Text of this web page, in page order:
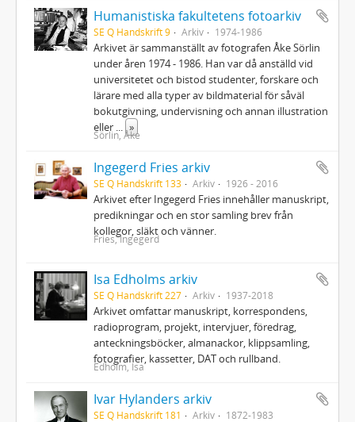
Humanistiska fakultetens fotoarkiv
SE Q Handskrift 9 Arkiv 1974-1986
Arkivet är sammanställt av fotografen Åke Sörlin
under åren 1974 - 1986. Han var då anställd vid
universitetet och bistod studenter, forskare och
lärare med alla typer av bildmaterial för såväl
bokutgivning, undervisning och annan illustration
eller
»
Sörlin, Åke
Ingegerd Fries arkiv
SE Q Handskrift 133 Arkiv 1926 - 2016
Arkivet efter Ingegerd Fries innehåller manuskript,
predikningar och en stor samling brev från
kollegor, släkt och vänner.
Fries, Ingegerd
Isa Edholms arkiv
SE Q Handskrift 227 Arkiv 1937-2018
Arkivet omfattar manuskript, korrespondens,
radioprogram, projekt, intervjuer, föredrag,
anteckningsböcker, almanackor, klippsamling,
fotografier, kassetter, DAT och rullband.
Edholm, Isa
Ivar Hylanders arkiv
SE Q Handskrift 181 Arkiv 1872-1983